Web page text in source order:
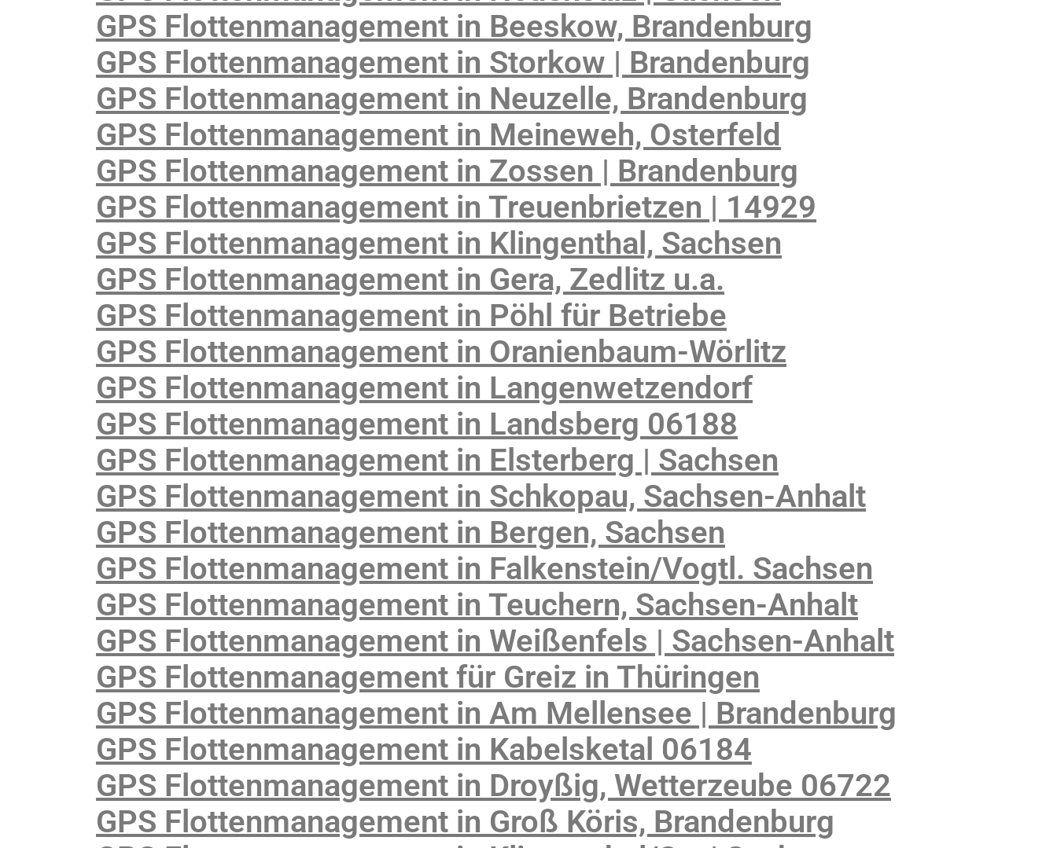
GPS Flottenmanagement in Beeskow, Brandenburg
GPS Flottenmanagement in Storkow | Brandenburg
GPS Flottenmanagement in Neuzelle, Brandenburg
GPS Flottenmanagement in Meineweh, Osterfeld
GPS Flottenmanagement in Zossen | Brandenburg
GPS Flottenmanagement in Treuenbrietzen | 14929
GPS Flottenmanagement in Klingenthal, Sachsen
GPS Flottenmanagement in Gera, Zedlitz u.a.
GPS Flottenmanagement in Pöhl für Betriebe
GPS Flottenmanagement in Oranienbaum-Wörlitz
GPS Flottenmanagement in Langenwetzendorf
GPS Flottenmanagement in Landsberg 06188
GPS Flottenmanagement in Elsterberg | Sachsen
GPS Flottenmanagement in Schkopau, Sachsen-Anhalt
GPS Flottenmanagement in Bergen, Sachsen
GPS Flottenmanagement in Falkenstein/Vogtl. Sachsen
GPS Flottenmanagement in Teuchern, Sachsen-Anhalt
GPS Flottenmanagement in Weißenfels | Sachsen-Anhalt
GPS Flottenmanagement für Greiz in Thüringen
GPS Flottenmanagement in Am Mellensee | Brandenburg
GPS Flottenmanagement in Kabelsketal 06184
GPS Flottenmanagement in Droyßig, Wetterzeube 06722
GPS Flottenmanagement in Groß Köris, Brandenburg